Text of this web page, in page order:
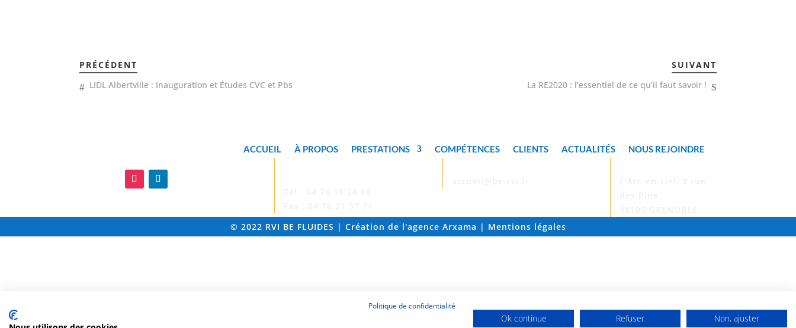
PRÉCÉDENT
LIDL Albertville : Inauguration et Études CVC et Pbs
SUIVANT
La RE2020 : l’essentiel de ce qu’il faut savoir !
ACCUEIL À PROPOS PRESTATIONS COMPÉTENCES CLIENTS ACTUALITÉS NOUS REJOINDRE
© 2022 RVI BE FLUIDES | Création de l'agence Arxama | Mentions légales
Politique de confidentialité
Ok continue Refuser Non, ajuster